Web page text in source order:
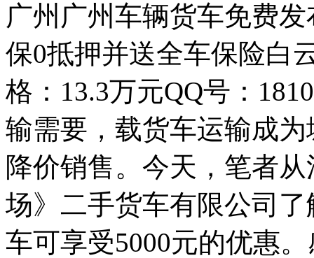
广州广州车辆货车免费
保0抵押并送全车保险白
格：13.3万元QQ号：
输需要，载货车运输成
降价销售。今天，笔者
场》二手货车有限公司
车可享受5000元的优惠